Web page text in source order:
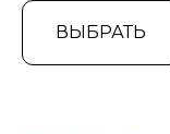
ВЫБРАТЬ